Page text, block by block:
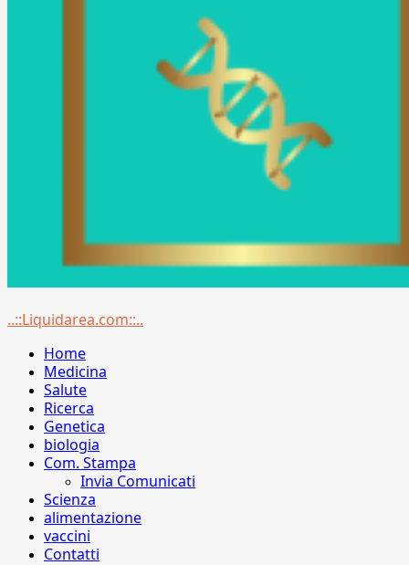
Menu
..::Liquidarea.com::..
Home
Medicina
Salute
Ricerca
Genetica
biologia
Com. Stampa
Invia Comunicati
Scienza
alimentazione
vaccini
Contatti